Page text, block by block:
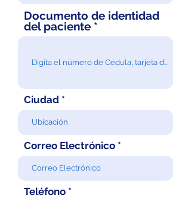
Documento de identidad
del paciente
Ciudad
Correo Electrónico
Teléfono